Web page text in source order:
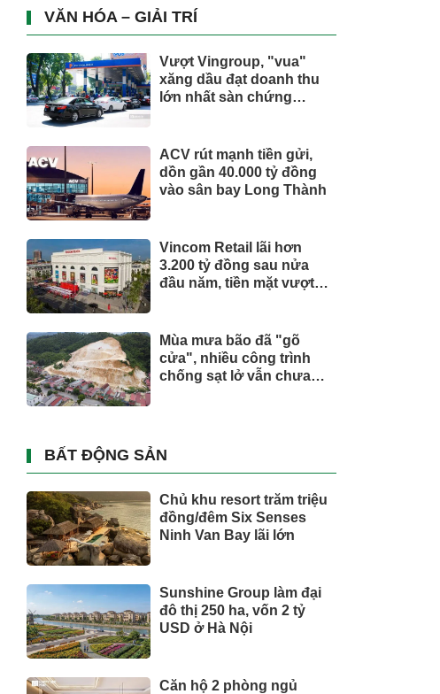
trụ, nắm giữ khối tài sản
hàng nghìn tỷ
VĂN HÓA – GIẢI TRÍ
Vượt Vingroup, "vua"
xăng dầu đạt doanh thu
lớn nhất sàn chứng
ACV rút mạnh tiền gửi,
dồn gần 40.000 tỷ đồng
vào sân bay Long Thành
Vincom Retail lãi hơn
3.200 tỷ đồng sau nửa
đầu năm, tiền mặt vượt
Mùa mưa bão đã "gõ
cửa", nhiều công trình
chống sạt lở vẫn chưa
BẤT ĐỘNG SẢN
Chủ khu resort trăm triệu
đồng/đêm Six Senses
Ninh Van Bay lãi lớn
Sunshine Group làm đại
đô thị 250 ha, vốn 2 tỷ
USD ở Hà Nội
Căn hộ 2 phòng ngủ